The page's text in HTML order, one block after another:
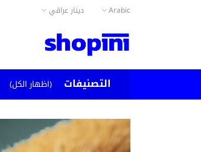
Arabic دينار عراقي
التصنيفات (اظهار الكل)